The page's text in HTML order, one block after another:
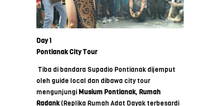
Day 1
Pontianak City Tour
Tiba di bandara Supadio Pontianak dijemput
oleh guide local dan dibawa city tour
mengunjungi Musium Pontianak, Rumah
Radank(Replika Rumah Adat Dayak terbesardi